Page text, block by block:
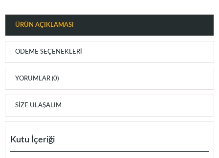
ÜRÜN AÇIKLAMASI
ÖDEME SEÇENEKLERI
YORUMLAR (0)
SIZE ULAŞALIM
Kutu İçeriği